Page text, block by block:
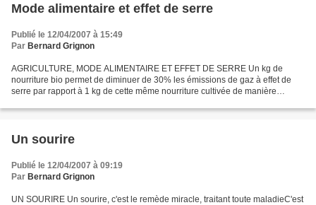
Mode alimentaire et effet de serre
Publié le 12/04/2007 à 15:49
Par Bernard Grignon
AGRICULTURE, MODE ALIMENTAIRE ET EFFET DE SERRE Un kg de
nourriture bio permet de diminuer de 30% les émissions de gaz à effet de
serre par rapport à 1 kg de cette même nourriture cultivée de manière
Un sourire
Publié le 12/04/2007 à 09:19
Par Bernard Grignon
UN SOURIRE Un sourire, c'est le remède miracle, traitant toute maladieC'est